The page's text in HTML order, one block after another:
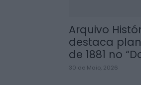
Arquivo
destaca
de 1881 no
30 de Maio, 2026